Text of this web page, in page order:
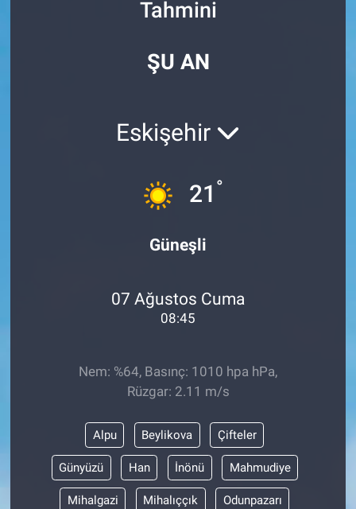
Tahmini
ŞU AN
Eskişehir
21 °
Güneşli
07 Ağustos Cuma
08:45
Nem: %64, Basınç: 1010 hpa hPa,
Rüzgar: 2.11 m/s
Alpu Beylikova Çifteler
Günyüzü Han İnönü Mahmudiye
Mihalgazi Mihalıççık Odunpazarı